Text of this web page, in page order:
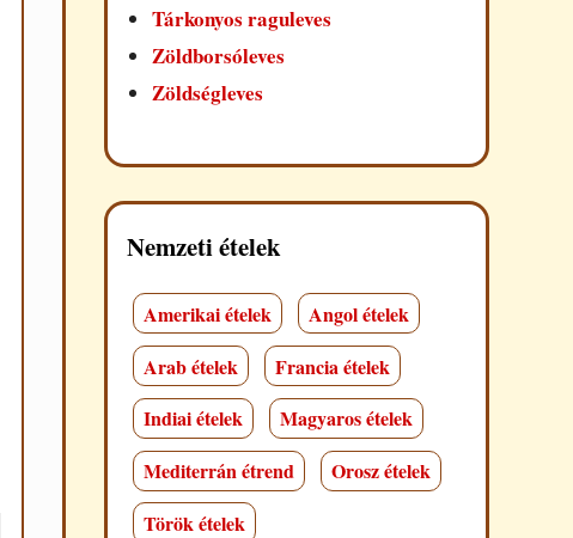
Tárkonyos raguleves
Zöldborsóleves
Zöldségleves
Nemzeti ételek
Amerikai ételek
Angol ételek
Arab ételek
Francia ételek
Indiai ételek
Magyaros ételek
Mediterrán étrend
Orosz ételek
Török ételek